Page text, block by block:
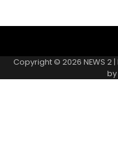
Copyright © 2026 NEWS 2|
by